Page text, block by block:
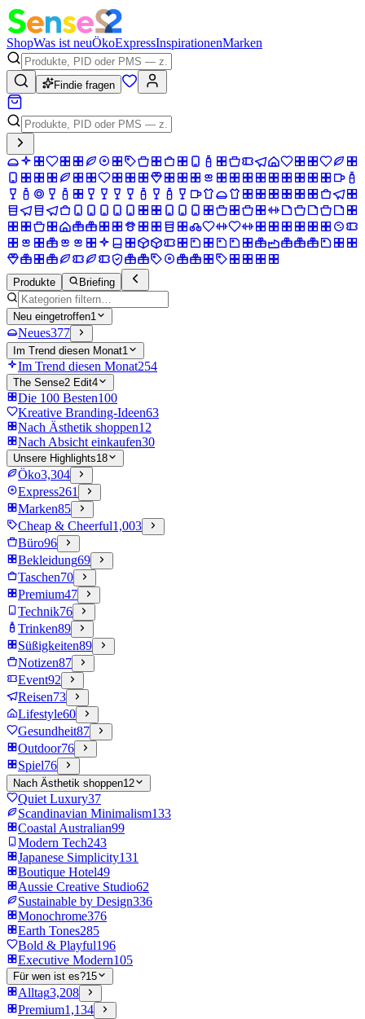
ShopWas ist neuÖkoExpressInspirationenMarken
Findie fragen
Produkte Briefing
Neu eingetroffen1
Neues377
Im Trend diesen Monat1
Im Trend diesen Monat254
The Sense2 Edit4
Die 100 Besten100
Kreative Branding-Ideen63
Nach Ästhetik shoppen12
Nach Absicht einkaufen30
Unsere Highlights18
Öko3,304
Express261
Marken85
Cheap & Cheerful1,003
Büro96
Bekleidung69
Taschen70
Premium47
Technik76
Trinken89
Süßigkeiten89
Notizen87
Event92
Reisen73
Lifestyle60
Gesundheit87
Outdoor76
Spiel76
Nach Ästhetik shoppen12
Quiet Luxury37
Scandinavian Minimalism133
Coastal Australian99
Modern Tech243
Japanese Simplicity131
Boutique Hotel49
Aussie Creative Studio62
Sustainable by Design336
Monochrome376
Earth Tones285
Bold & Playful196
Executive Modern105
Für wen ist es?15
Alltag3,208
Premium1,134